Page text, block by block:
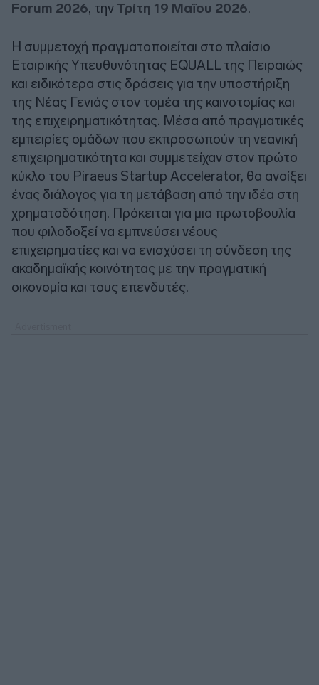
Forum 2026, την Τρίτη 19 Μαΐου 2026.
Η συμμετοχή πραγματοποιείται στο πλαίσιο
Εταιρικής Υπευθυνότητας EQUALL της Πειραιώς
και ειδικότερα στις δράσεις για την υποστήριξη
της Νέας Γενιάς στον τομέα της καινοτομίας και
της επιχειρηματικότητας. Μέσα από πραγματικές
εμπειρίες ομάδων που εκπροσωπούν τη νεανική
επιχειρηματικότητα και συμμετείχαν στον πρώτο
κύκλο του Piraeus Startup Accelerator, θα ανοίξει
ένας διάλογος για τη μετάβαση από την ιδέα στη
χρηματοδότηση. Πρόκειται για μια πρωτοβουλία
που φιλοδοξεί να εμπνεύσει νέους
επιχειρηματίες και να ενισχύσει τη σύνδεση της
ακαδημαϊκής κοινότητας με την πραγματική
οικονομία και τους επενδυτές.